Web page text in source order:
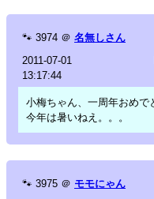
🐾 3974 ＠ 名無しさん
2011-07-01
13:17:44
小梅ちゃん、一周年おめで
今年は暑いねえ。。。
🐾 3975 ＠ モモにゃん